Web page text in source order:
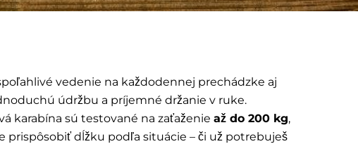
vedenie na každodennej prechádzke aj
údržbu a príjemné držanie v ruke.
karabína sú testované na zaťaženie až do 200 kg,
prispôsobiť dĺžku podľa situácie – či už potrebuješ